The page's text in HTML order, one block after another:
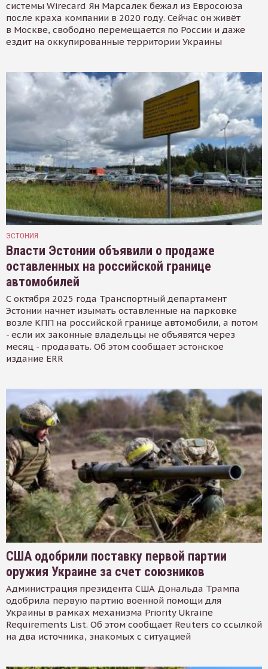
системы Wirecard Ян Марсалек бежал из Евросоюза
после краха компании в 2020 году. Сейчас он живёт
в Москве, свободно перемещается по России и даже
ездит на оккупированные территории Украины
ЭСТОНИЯ
Власти Эстонии объявили о продаже
оставленных на российской границе
автомобилей
С октября 2025 года Транспортный департамент
Эстонии начнет изымать оставленные на парковке
возле КПП на российской границе автомобили, а потом
- если их законные владельцы не объявятся через
месяц - продавать. Об этом сообщает эстонское
издание ERR
США одобрили поставку первой партии
оружия Украине за счет союзников
Администрация президента США Дональда Трампа
одобрила первую партию военной помощи для
Украины в рамках механизма Priority Ukraine
Requirements List. Об этом сообщает Reuters со ссылкой
на два источника, знакомых с ситуацией